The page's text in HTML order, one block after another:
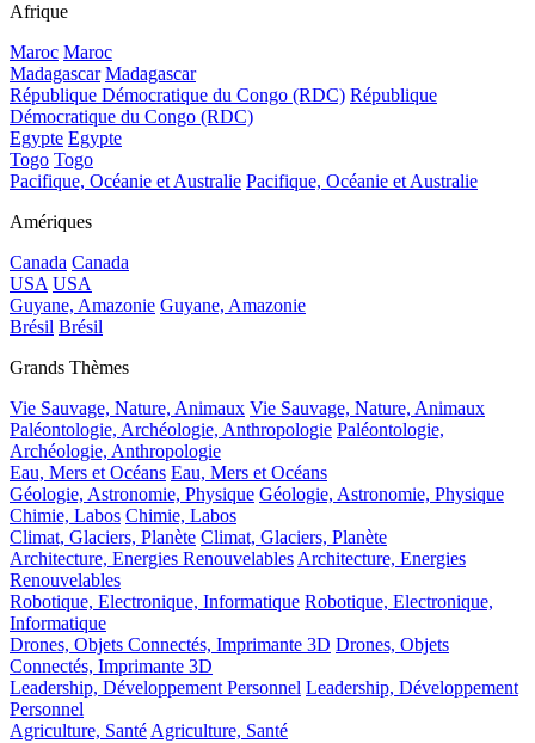
Afrique
Maroc Maroc
Madagascar Madagascar
République Démocratique du Congo (RDC) République
Démocratique du Congo (RDC)
Egypte Egypte
Togo Togo
Pacifique, Océanie et Australie Pacifique, Océanie et Australie
Amériques
Canada Canada
USA USA
Guyane, Amazonie Guyane, Amazonie
Brésil Brésil
Grands Thèmes
Vie Sauvage, Nature, Animaux Vie Sauvage, Nature, Animaux
Paléontologie, Archéologie, Anthropologie Paléontologie,
Archéologie, Anthropologie
Eau, Mers et Océans Eau, Mers et Océans
Géologie, Astronomie, Physique Géologie, Astronomie, Physique
Chimie, Labos Chimie, Labos
Climat, Glaciers, Planète Climat, Glaciers, Planète
Architecture, Energies RenouvelablesArchitecture, Energies
Renouvelables
Robotique, Electronique, Informatique Robotique, Electronique,
Informatique
Drones, Objets Connectés, Imprimante 3D Drones, Objets
Connectés, Imprimante 3D
Leadership, Développement Personnel Leadership, Développement
Personnel
Agriculture, SantéAgriculture, Santé